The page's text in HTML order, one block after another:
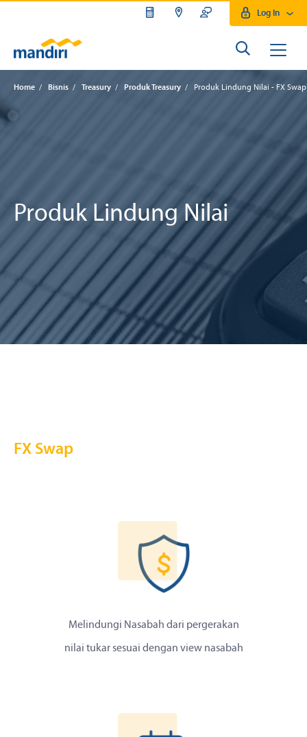
Log In
Home / Bisnis / Treasury / Produk Treasury / Produk Lindung Nilai - FX Swap
Produk Lindung Nilai
FX Swap
Melindungi Nasabah dari pergerakan
nilai tukar sesuai dengan view nasabah